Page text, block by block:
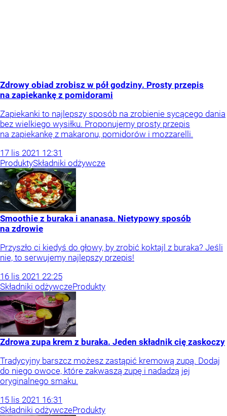
Zdrowy obiad zrobisz w pół godziny. Prosty przepis
na zapiekankę z pomidorami
Zapiekanki to najlepszy sposób na zrobienie sycącego dania
bez wielkiego wysiłku. Proponujemy prosty przepis
na zapiekankę z makaronu, pomidorów i mozzarelli.
17 lis 2021 12:31
ProduktySkładniki odżywcze
Smoothie z buraka i ananasa. Nietypowy sposób
na zdrowie
Przyszło ci kiedyś do głowy, by zrobić koktajl z buraka? Jeśli
nie, to serwujemy najlepszy przepis!
16 lis 2021 22:25
Składniki odżywczeProdukty
Zdrowa zupa krem z buraka. Jeden składnik cię zaskoczy
Tradycyjny barszcz możesz zastąpić kremową zupą. Dodaj
do niego owoce, które zakwaszą zupę i nadadzą jej
oryginalnego smaku.
15 lis 2021 16:31
Składniki odżywczeProdukty